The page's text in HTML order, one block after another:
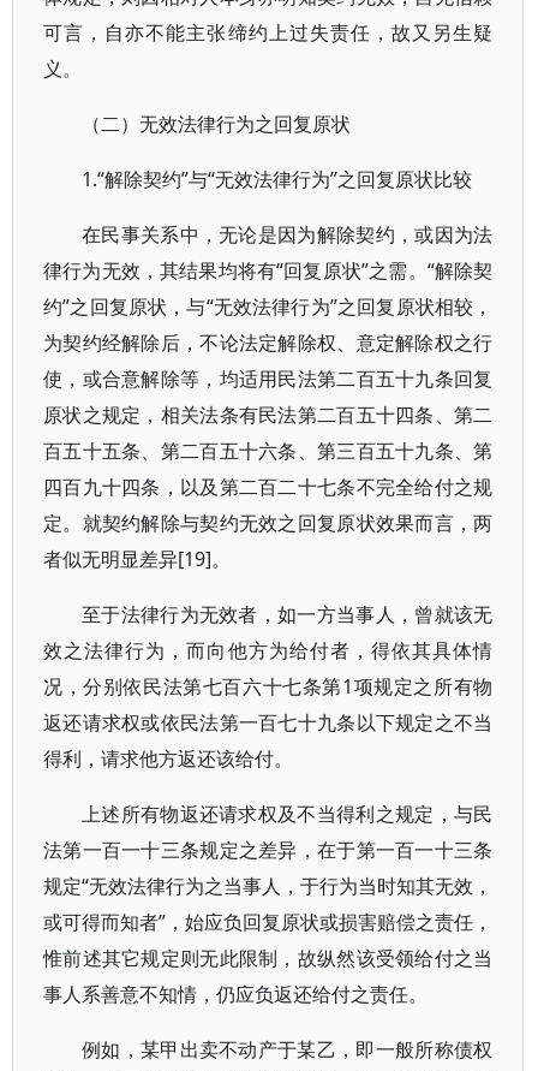
可言，自亦不能主张缔约上过失责任，故又另生疑
义。
（二）无效法律行为之回复原状
1.“解除契约”与“无效法律行为”之回复原状比较
在民事关系中，无论是因为解除契约，或因为法
律行为无效，其结果均将有“回复原状”之需。“解除契
约”之回复原状，与“无效法律行为”之回复原状相较，
为契约经解除后，不论法定解除权、意定解除权之行
使，或合意解除等，均适用民法第二百五十九条回复
原状之规定，相关法条有民法第二百五十四条、第二
百五十五条、第二百五十六条、第三百五十九条、第
四百九十四条，以及第二百二十七条不完全给付之规
定。就契约解除与契约无效之回复原状效果而言，两
者似无明显差异[19]。
至于法律行为无效者，如一方当事人，曾就该无
效之法律行为，而向他方为给付者，得依其具体情
况，分别依民法第七百六十七条第1项规定之所有物
返还请求权或依民法第一百七十九条以下规定之不当
得利，请求他方返还该给付。
上述所有物返还请求权及不当得利之规定，与民
法第一百一十三条规定之差异，在于第一百一十三条
规定“无效法律行为之当事人，于行为当时知其无效，
或可得而知者”，始应负回复原状或损害赔偿之责任，
惟前述其它规定则无此限制，故纵然该受领给付之当
事人系善意不知情，仍应负返还给付之责任。
例如，某甲出卖不动产于某乙，即一般所称债权